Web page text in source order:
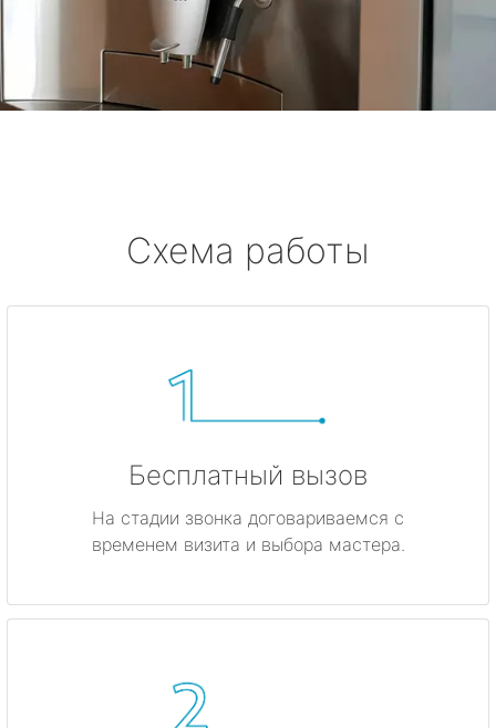
Схема работы
Бесплатный вызов
На стадии звонка договариваемся с
временем визита и выбора мастера.